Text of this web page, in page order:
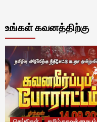
உங்கள் கவனத்திற்கு